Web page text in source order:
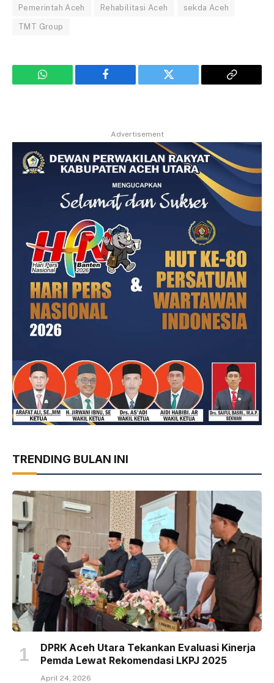
Pemerintah Aceh Rehabilitasi Aceh sekda Aceh
TMT Group
WhatsApp Facebook Twitter
Copy
Advertisement
TRENDING BULAN INI
DPRK Aceh Utara Tekankan Evaluasi Kinerja
Pemda Lewat Rekomendasi LKPJ 2025
April 24, 2026